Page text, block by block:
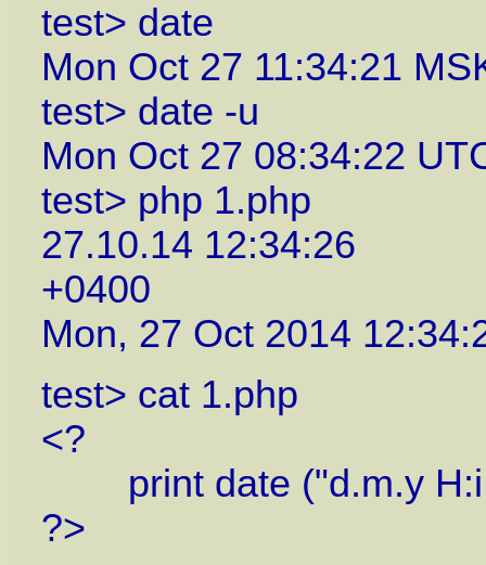
test> date
Mon Oct 27 11:34:21
test> date -u
Mon Oct 27 08:34:22
test> php 1.php
27.10.14 12:34:26
+0400
Mon, 27 Oct 2014
test> cat 1.php
<?
print date ("d.m.y
?>